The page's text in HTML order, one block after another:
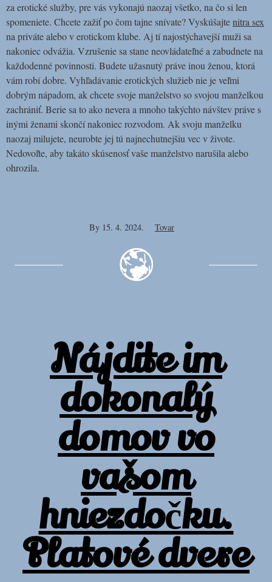
za erotické služby, pre vás vykonajú naozaj všetko, na čo si len
spomeniete. Chcete zažiť po čom tajne snívate? Vyskúšajtenitra sex
na priváte alebo v erotickom klube. Aj tí najostýchavejší muži sa
nakoniec odvážia. Vzrušenie sa stane neovládateľné a zabudnete na
každodenné povinnosti. Budete užasnutý práve inou ženou, ktorá
vám robí dobre. Vyhľadávanie erotických služieb nie je veľmi
dobrým nápadom, ak chcete svoje manželstvo so svojou manželkou
zachrániť. Berie sa to ako nevera a mnoho takýchto návštev práve s
inými ženami skončí nakoniec rozvodom. Ak svoju manželku
naozaj milujete, neurobte jej tú najnechutnejšiu vec v živote.
Nedovoľte, aby takáto skúsenosť vaše manželstvo narušila alebo
ohrozila.
By 15. 4. 2024. Tovar
Nájdite im
dokonalý
domov vo
vašom
hniezdočku.
Platové dvere